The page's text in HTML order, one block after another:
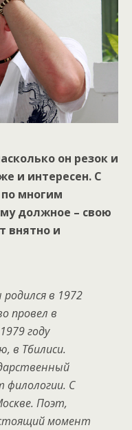
он резок и
и интересен. С
многим
должное – свою
внятно и
в 1972
провел в
году
в Тбилиси.
филологии. С
Поэт,
момент